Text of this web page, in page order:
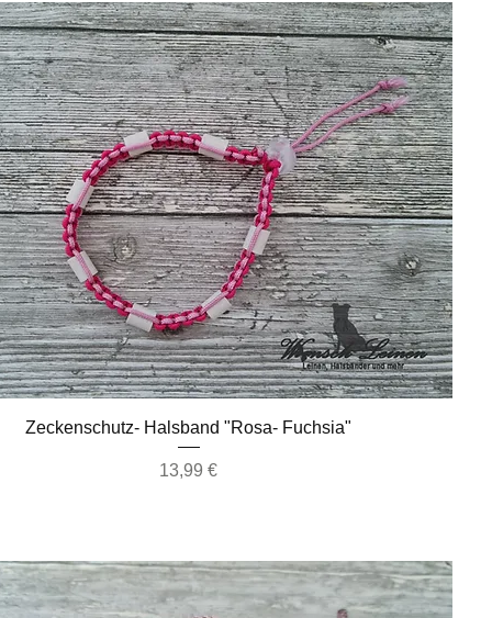
Schnellansicht
Zeckenschutz- Halsband "Rosa- Fuchsia"
Preis
13,99 €